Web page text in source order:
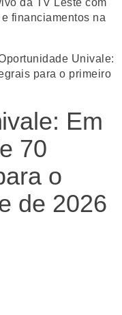
Univale:
para o primeiro
Em
70
o
de 2026